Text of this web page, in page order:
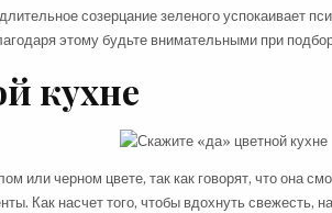
созерцание зеленого успокаивает
этому будьте внимательными при
кухне
или черном цвете, так как говорят, что она
Как насчет того, чтобы вдохнуть свежесть,